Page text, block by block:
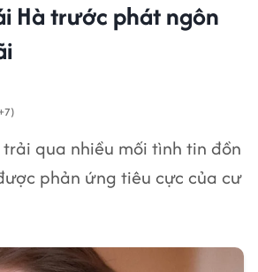
Hà trước phát ngôn
qua nhiều mối tình tin đồn
phản ứng tiêu cực của cư